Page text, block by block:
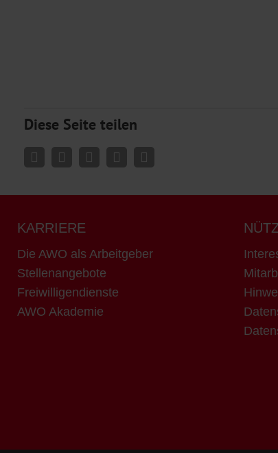
Diese Seite teilen
KARRIERE
Die AWO als Arbeitgeber
Stellenangebote
Freiwilligendienste
AWO Akademie